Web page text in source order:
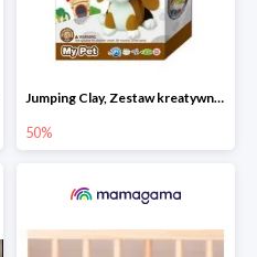
Jumping Clay, Zestaw kreatywny piesek - Beagle
50%